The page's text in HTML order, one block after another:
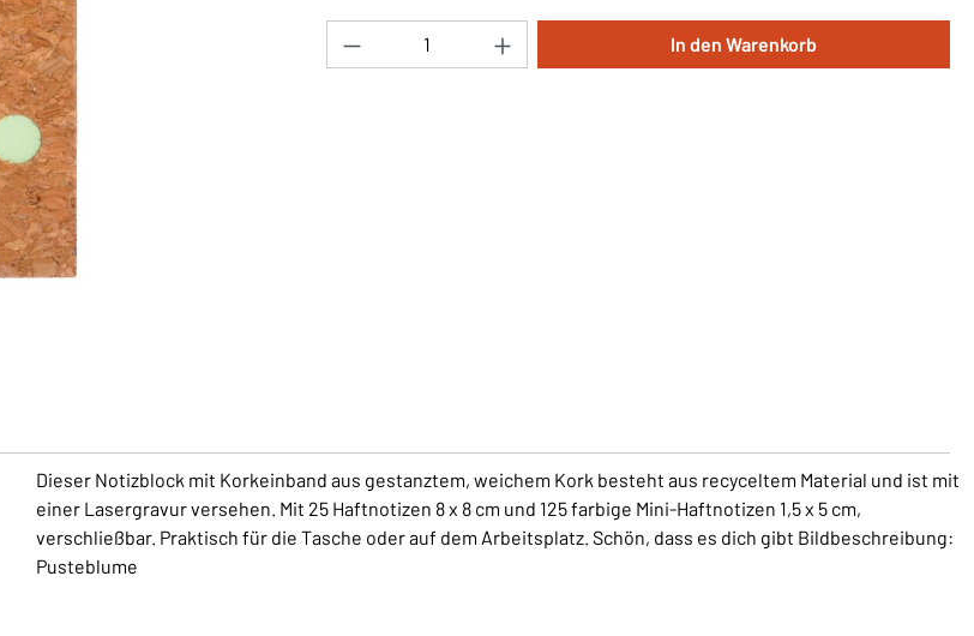
Produkt Anzahl: Gib den gewünschten Wert ein
In den Warenkorb
Dieser Notizblock mit Korkeinband aus gestanztem, weichem Kork besteht aus recyceltem Material und ist mit
einer Lasergravur versehen. Mit 25 Haftnotizen 8 x 8 cm und 125 farbige Mini-Haftnotizen 1,5 x 5 cm,
verschließbar. Praktisch für die Tasche oder auf dem Arbeitsplatz. Schön, dass es dich gibt Bildbeschreibung:
Pusteblume